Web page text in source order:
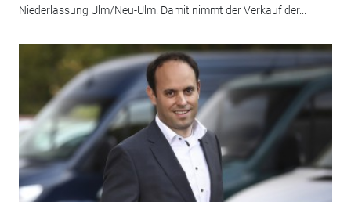
Niederlassung Ulm/Neu-Ulm. Damit nimmt der Verkauf der...